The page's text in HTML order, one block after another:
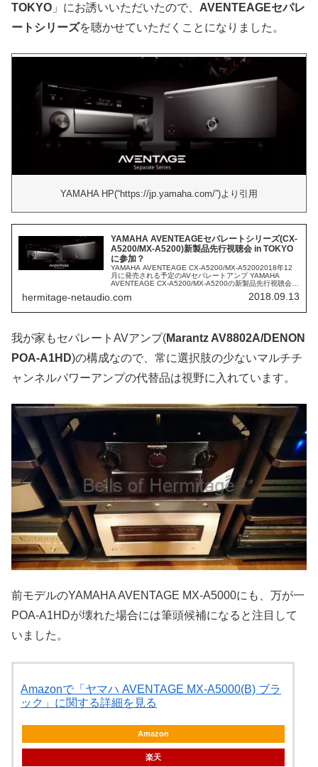
TOKYO 」にお誘いいただいたので、 AVENTEAGEセパレ
ートシリーズを聴かせていただくことになりました。
YAMAHA HP(“https://jp.yamaha.com/”)より引用
YAMAHA AVENTEAGEセパレートシリーズ(CX-
A5200/MX-A5200)新製品先行視聴会 in TOKYO
に参加？
YAMAHA AVENTEAGE CX-A5200/MX-A52002018年12
月に発売される予定のAVセパレートアンプ YAMAHA
AVENTEAGE CX-A5200/MX-A5200の新製品先行視聴会が
hermitage-netaudio.com 2018.09.13
我が家もセパレートAVアンプ(Marantz AV8802A/DENON
POA-A1HD)の構成なので、常に選択肢の少ないマルチチ
ャンネルパワーアンプの代替品は視野に入れています。
前モデルのYAMAHA AVENTAGE MX-A5000にも、万が一
POA-A1HDが壊れた場合には筆頭候補になると注目して
いました。
Amazonで「ヤマハ AVENTAGE MX-A5000(B) ブラ
ック」に関する詳細を見る
Amazon
楽天